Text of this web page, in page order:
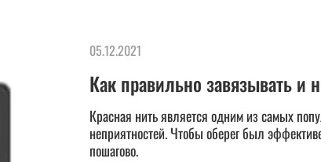
Как правильно завязывать и
Красная нить является одним из самых
неприятностей. Чтобы оберег был
пошагово.
05.12.2021